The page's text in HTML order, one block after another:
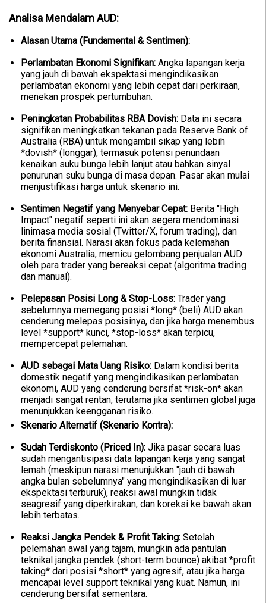
Analisa Mendalam AUD:
Alasan Utama (Fundamental & Sentimen):
Perlambatan Ekonomi Signifikan: Angka lapangan kerja
yang jauh di bawah ekspektasi mengindikasikan
perlambatan ekonomi yang lebih cepat dari perkiraan,
menekan prospek pertumbuhan.
Peningkatan Probabilitas RBA Dovish: Data ini secara
signifikan meningkatkan tekanan pada Reserve Bank of
Australia (RBA) untuk mengambil sikap yang lebih
*dovish* (longgar), termasuk potensi penundaan
kenaikan suku bunga lebih lanjut atau bahkan sinyal
penurunan suku bunga di masa depan. Pasar akan mulai
menjustifikasi harga untuk skenario ini.
Sentimen Negatif yang Menyebar Cepat: Berita "High
Impact" negatif seperti ini akan segera mendominasi
linimasa media sosial (Twitter/X, forum trading), dan
berita finansial. Narasi akan fokus pada kelemahan
ekonomi Australia, memicu gelombang penjualan AUD
oleh para trader yang bereaksi cepat (algoritma trading
dan manual).
Pelepasan Posisi Long & Stop-Loss: Trader yang
sebelumnya memegang posisi *long* (beli) AUD akan
cenderung melepas posisinya, dan jika harga menembus
level *support* kunci, *stop-loss* akan terpicu,
mempercepat pelemahan.
AUD sebagai Mata Uang Risiko: Dalam kondisi berita
domestik negatif yang mengindikasikan perlambatan
ekonomi, AUD yang cenderung bersifat *risk-on* akan
menjadi sangat rentan, terutama jika sentimen global juga
menunjukkan keengganan risiko.
Skenario Alternatif (Skenario Kontra):
Sudah Terdiskonto (Priced In): Jika pasar secara luas
sudah mengantisipasi data lapangan kerja yang sangat
lemah (meskipun narasi menunjukkan "jauh di bawah
angka bulan sebelumnya" yang mengindikasikan di luar
ekspektasi terburuk), reaksi awal mungkin tidak
seagresif yang diperkirakan, dan koreksi ke bawah akan
lebih terbatas.
Reaksi Jangka Pendek & Profit Taking: Setelah
pelemahan awal yang tajam, mungkin ada pantulan
teknikal jangka pendek (short-term bounce) akibat *profit
taking* dari posisi *short* yang agresif, atau jika harga
mencapai level support teknikal yang kuat. Namun, ini
cenderung bersifat sementara.